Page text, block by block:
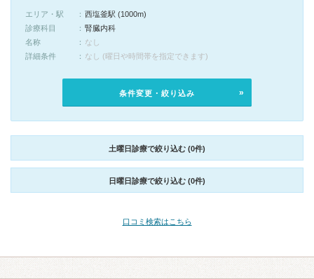
エリア・駅
西塩釜駅 (1000m)
診療科目
腎臓内科
名称
なし
詳細条件
なし (曜日や時間帯を指定できます)
条件変更・絞り込み
土曜日診療で絞り込む (0件)
日曜日診療で絞り込む (0件)
口コミ検索はこちら